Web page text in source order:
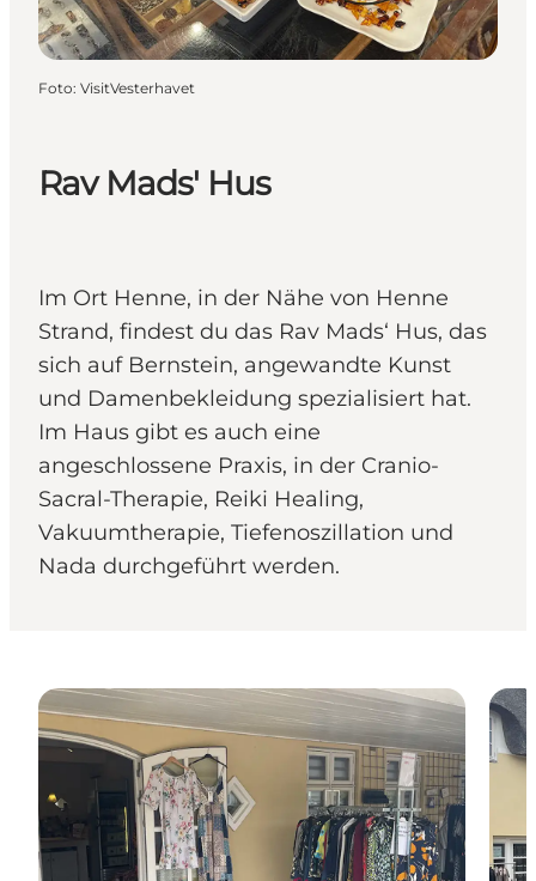
Rav Mads' Hus
Im Ort Henne, in der Nähe von Henne
Strand, findest du das Rav Mads‘ Hus, das
sich auf Bernstein, angewandte Kunst
und Damenbekleidung spezialisiert hat.
Im Haus gibt es auch eine
angeschlossene Praxis, in der Cranio-
Sacral-Therapie, Reiki Healing,
Vakuumtherapie, Tiefenoszillation und
Nada durchgeführt werden.
Foto: VisitVesterhavet